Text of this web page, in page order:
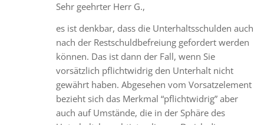
Sehr geehrter Herr G.,
es ist denkbar, dass die Unterhaltsschulden auch
nach der Restschuldbefreiung gefordert werden
können. Das ist dann der Fall, wenn Sie
vorsätzlich pflichtwidrig den Unterhalt nicht
gewährt haben. Abgesehen vom Vorsatzelement
bezieht sich das Merkmal “pflichtwidrig” aber
auch auf Umstände, die in der Sphäre des